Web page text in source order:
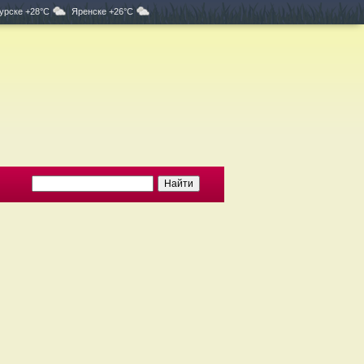
+28°C Яренске +26°C